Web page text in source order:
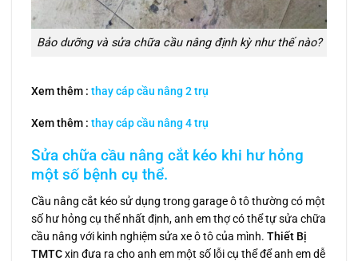
Bảo dưỡng và sửa chữa cầu nâng định kỳ như thế nào?
Xem thêm : thay cáp cầu nâng 2 trụ
Xem thêm : thay cáp cầu nâng 4 trụ
Sửa chữa cầu nâng cắt kéo khi hư hỏng
một số bệnh cụ thể.
Cầu nâng cắt kéo sử dụng trong garage ô tô thường có một
số hư hỏng cụ thể nhất định, anh em thợ có thể tự sửa chữa
cầu nâng với kinh nghiệm sửa xe ô tô của mình. Thiết Bị
TMTCxin đưa ra cho anh em một số lỗi cụ thể để anh em dễ